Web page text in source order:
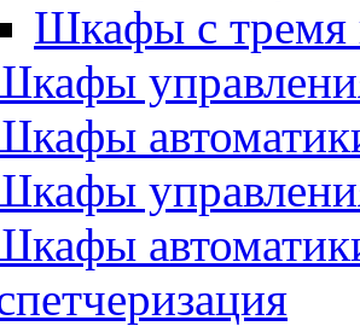
Шкафы с тремя